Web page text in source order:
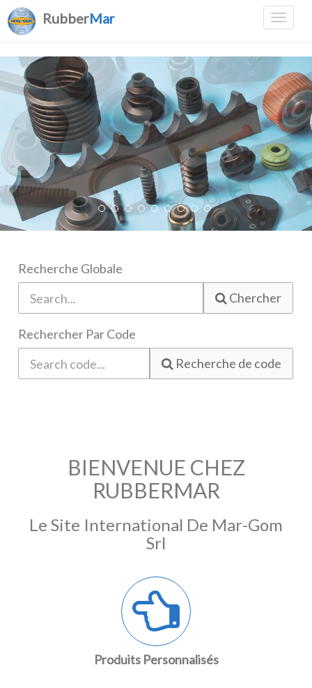
RubberMar
Recherche Globale
Chercher
Rechercher Par Code
Recherche de code
BIENVENUE CHEZ
RUBBERMAR
Le Site International De Mar-Gom
Srl
Produits Personnalisés